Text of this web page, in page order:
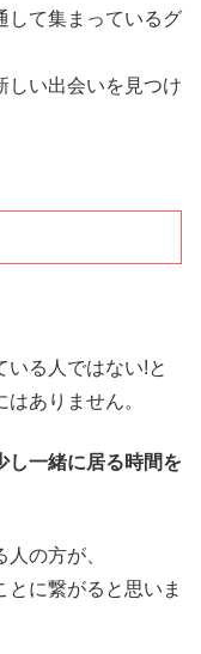
して集まっているグ
しい出会いを見つけ
いる人ではない!と
ありません。
し一緒に居る時間を
の方が、
に繋がると思いま